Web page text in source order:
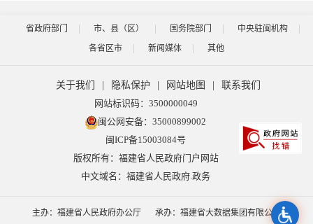
省政府部门 市、县（区） 国务院部门
中央驻闽机构
各省区市
新闻媒体 其他
关于我们 隐私保护 网站地图
联系我们
网站标识码：3500000049
闽公网安备：35000899002
闽ICP备15003084号
版权所有：福建省人民政府门户网站
中文域名：福建省人民政府.政务
主办：福建省人民政府办公厅 承办：福建省大数据集团有限公司